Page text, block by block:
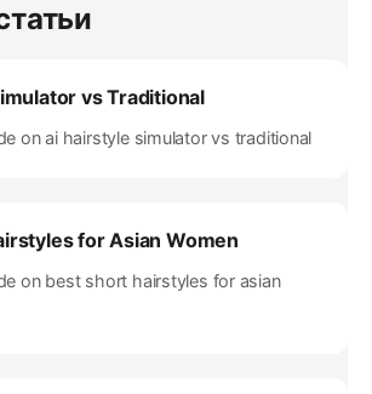
vs Traditional
on ai hairstyle simulator vs traditional
for Asian Women
on best short hairstyles for asian